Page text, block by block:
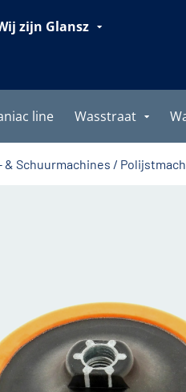
zijn Glansz
line Wasstraat
& Schuurmachines /